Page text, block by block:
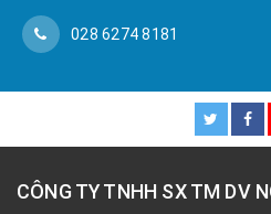
028 6274 8181
CÔNG TY TNHH SX TM DV